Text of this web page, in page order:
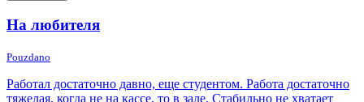
На любителя
Pouzdano
Работал достаточно давно, еще студентом. Работа достаточно
тяжелая, когда не на кассе, то в зале. Стабильно не хватает